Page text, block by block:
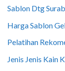
Sablon Dtg
Harga Sablon
Pelatihan
Jenis Jenis Kain